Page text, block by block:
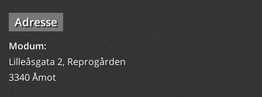
Adresse
Modum:
Lilleåsgata 2, Reprogården
3340 Åmot